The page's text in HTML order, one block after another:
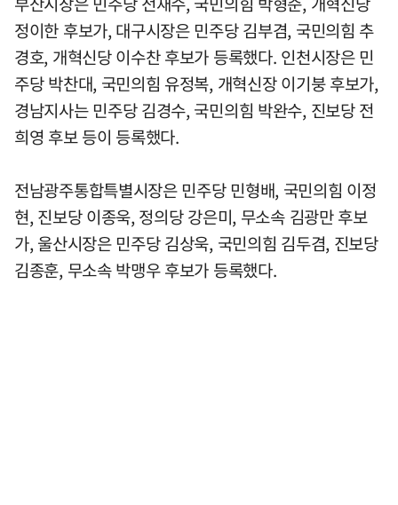
정이한 후보가, 대구시장은 민주당 김부겸, 국민의힘 추
경호, 개혁신당 이수찬 후보가 등록했다. 인천시장은 민
주당 박찬대, 국민의힘 유정복, 개혁신장 이기붕 후보가,
경남지사는 민주당 김경수, 국민의힘 박완수, 진보당 전
희영 후보 등이 등록했다.
전남광주통합특별시장은 민주당 민형배, 국민의힘 이정
현, 진보당 이종욱, 정의당 강은미, 무소속 김광만 후보
가, 울산시장은 민주당 김상욱, 국민의힘 김두겸, 진보당
김종훈, 무소속 박맹우 후보가 등록했다.